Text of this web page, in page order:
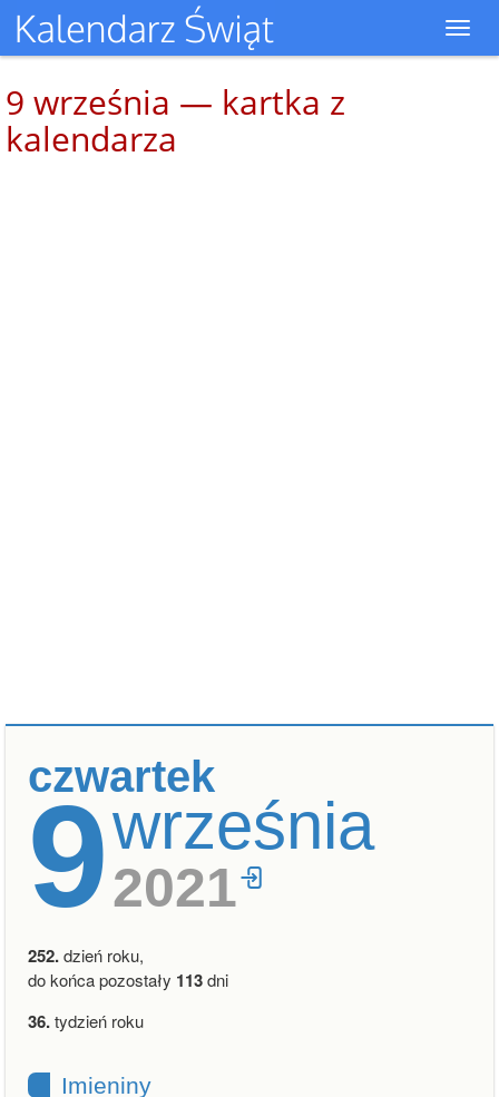
9 września — kartka z
kalendarza
czwartek
9września
2021
252.dzień roku,
do końca pozostały 113dni
36.tydzień roku
Imieniny